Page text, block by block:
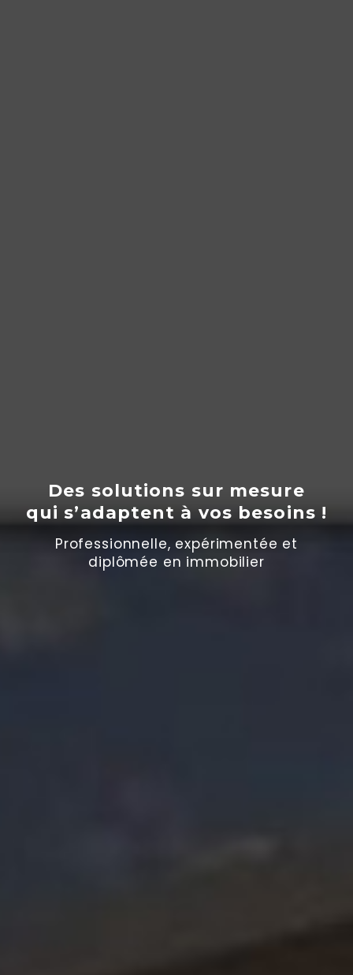
Des solutions sur mesure
qui s’adaptent à vos besoins !
Professionnelle, expérimentée et
diplômée en immobilier